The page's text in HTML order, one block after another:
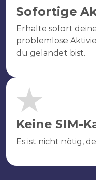
Sofortige
Erhalte sofort
problemlose
du gelandet bist.
Keine SIM-
Es ist nicht nötig,